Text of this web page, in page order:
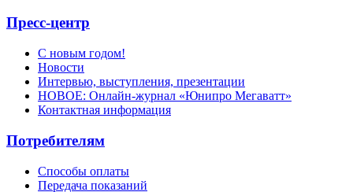
Пресс-центр
С новым годом!
Новости
Интервью, выступления, презентации
НОВОЕ: Онлайн-журнал «Юнипро Мегаватт»
Контактная информация
Потребителям
Способы оплаты
Передача показаний